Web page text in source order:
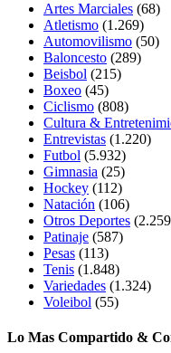
Artes Marciales (68)
Atletismo (1.269)
Automovilismo (50)
Baloncesto (289)
Beisbol (215)
Boxeo (45)
Ciclismo (808)
Cultura &
Entrevistas (1.220)
Futbol (5.932)
Gimnasia (25)
Hockey (112)
Natación (106)
Otros Deportes
Patinaje (587)
Pesas (113)
Tenis (1.848)
Variedades (1.324)
Voleibol (55)
Lo Mas Compartido &